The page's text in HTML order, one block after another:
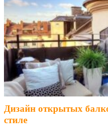
Дизайн открытых
стиле